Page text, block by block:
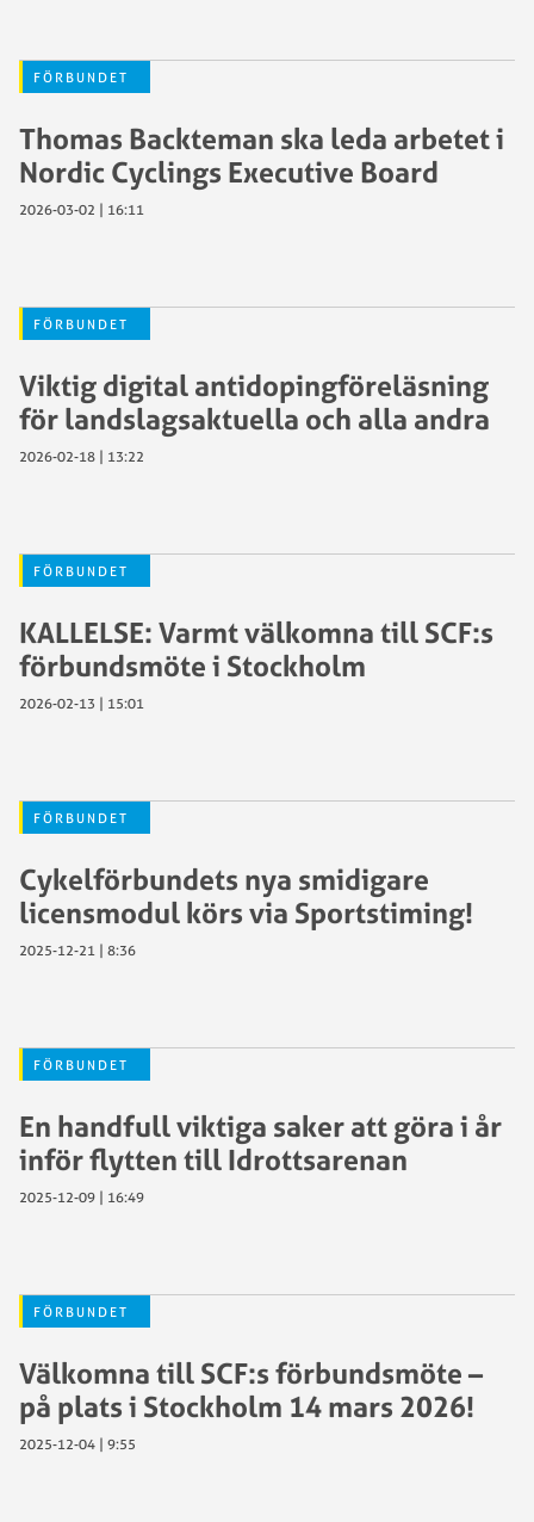
FÖRBUNDET
Thomas Backteman ska leda arbetet i
Nordic Cyclings Executive Board
2026-03-02 | 16:11
FÖRBUNDET
Viktig digital antidopingföreläsning
för landslagsaktuella och alla andra
2026-02-18 | 13:22
FÖRBUNDET
KALLELSE: Varmt välkomna till SCF:s
förbundsmöte i Stockholm
2026-02-13 | 15:01
FÖRBUNDET
Cykelförbundets nya smidigare
licensmodul körs via Sportstiming!
2025-12-21 | 8:36
FÖRBUNDET
En handfull viktiga saker att göra i år
inför flytten till Idrottsarenan
2025-12-09 | 16:49
FÖRBUNDET
Välkomna till SCF:s förbundsmöte –
på plats i Stockholm 14 mars 2026!
2025-12-04 | 9:55